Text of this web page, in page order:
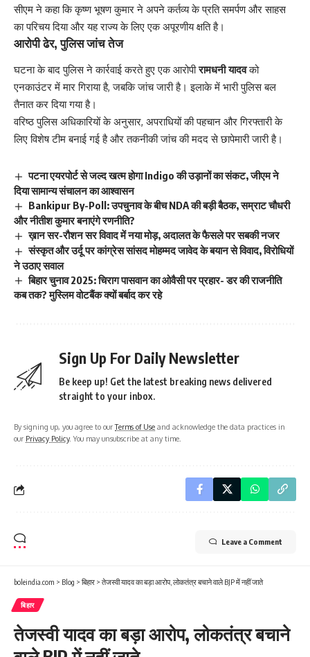
सीएम ने कहा कि कृष्ण भूषण कुमार ने अपने कर्तव्य के प्रति समर्पण और साहस
का परिचय दिया और यह राज्य के लिए एक अपूरणीय क्षति है।
आरोपी ढेर, पुलिस जांच तेज
घटना के बाद पुलिस ने कार्रवाई करते हुए एक आरोपीरामधनी यादवको
एनकाउंटर में मार गिराया है, जबकि जांच जारी है। इलाके में भारी पुलिस बल
तैनात कर दिया गया है।
वरिष्ठ पुलिस अधिकारियों के अनुसार, अपराधियों की पहचान और गिरफ्तारी के
लिए विशेष टीम बनाई गई है और तकनीकी जांच की मदद से छापेमारी जारी है।
पटना एयरपोर्ट से जल्द खत्म होगा Indigo की उड़ानों का संकट, जीएम ने
दिया सामान्य संचालन का आश्वासन
Bankipur By-Poll: उपचुनाव के बीच NDA की बड़ी बैठक, सम्राट चौधरी
और नीतीश कुमार बनाएंगे रणनीति?
ख़ान सर-रौशन सर विवाद में नया मोड़, अदालत के फैसले पर सबकी नजर
संस्कृत और उर्दू पर कांग्रेस सांसद मोहम्मद जावेद के बयान से विवाद, विरोधियों
ने उठाए सवाल
बिहार चुनाव 2025: चिराग पासवान का ओवैसी पर प्रहार- डर की राजनीति
कब तक? मुस्लिम वोटबैंक क्यों बर्बाद कर रहे
Sign Up For Daily Newsletter
Be keep up! Get the latest breaking news delivered
straight to your inbox.
By signing up, you agree to ourTerms of Use and acknowledge the data practices in
our Privacy Policy. You may unsubscribe at any time.
Leave a Comment
boleindia.com > Blog > बिहार > तेजस्वी यादव का बड़ा आरोप, लोकतंत्र बचाने वाले BJP में नहीं जाते
बिहार
तेजस्वी यादव का बड़ा आरोप, लोकतंत्र बचाने